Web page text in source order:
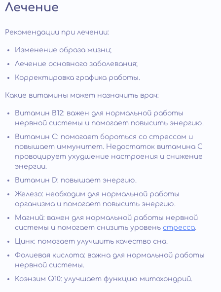
Лечение
Рекомендации при лечении:
Изменение образа жизни;
Лечение основного заболевания;
Корректировка графика работы.
Какие витамины может назначить врач:
Витамин В12: важен для нормальной работы
нервной системы и помогает повысить энергию.
Витамин С: помогает бороться со стрессом и
повышает иммунитет. Недостаток витамина С
провоцирует ухудшение настроения и снижение
энергии.
Витамин D: повышает энергию.
Железо: необходим для нормальной работы
организма и помогает повысить энергию.
Магний: важен для нормальной работы нервной
системы и помогает снизить уровень стресса.
Цинк: помогает улучшить качество сна.
Фолиевая кислота: важна для нормальной работы
нервной системы.
Коэнзим Q10: улучшает функцию митохондрий.